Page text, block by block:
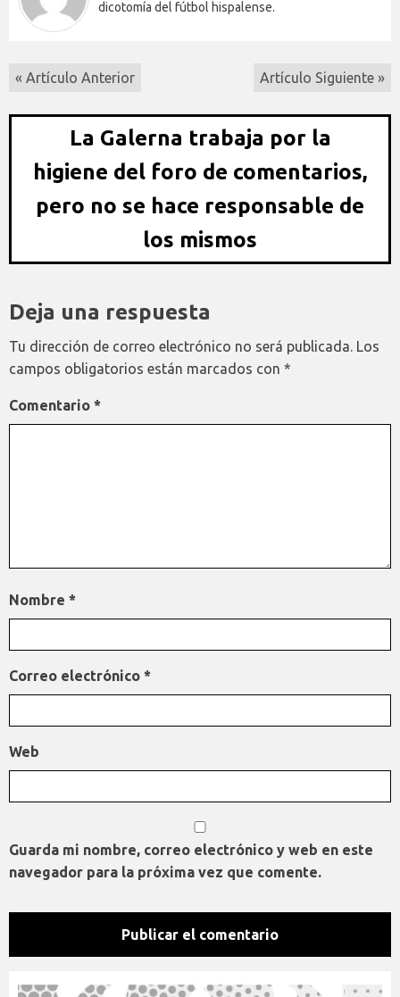
dicotomía del fútbol hispalense.
« Artículo Anterior Artículo Siguiente »
La Galerna trabaja por la
higiene del foro de comentarios,
pero no se hace responsable de
los mismos
Deja una respuesta
Tu dirección de correo electrónico no será publicada. Los
campos obligatorios están marcados con *
Comentario *
Nombre *
Correo electrónico *
Web
Guarda mi nombre, correo electrónico y web en este
navegador para la próxima vez que comente.